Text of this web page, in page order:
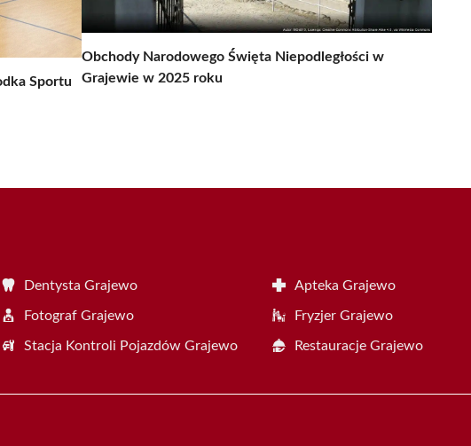
Sportu
Obchody Narodowego Święta Niepodległości w
Grajewie w 2025 roku
Dentysta Grajewo Apteka Grajewo
Fotograf Grajewo Fryzjer Grajewo
Stacja Kontroli Pojazdów Grajewo Restauracje Grajewo